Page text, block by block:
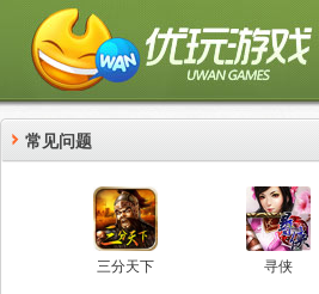
常见问题
三分天下 寻侠